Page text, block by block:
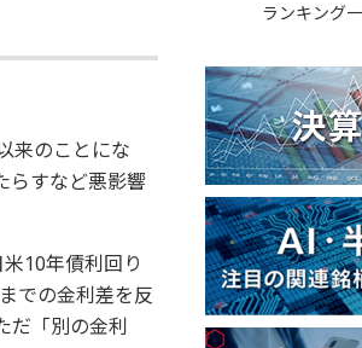
来のことにな
らすなど悪影響
10年債利回り
での金利差を反
だ「別の金利
ランキング